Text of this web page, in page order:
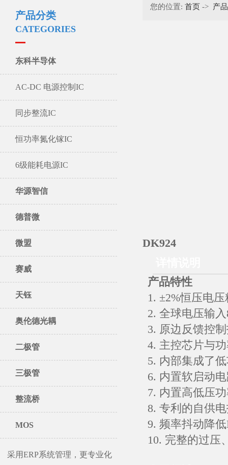
产品分类
CATEGORIES
东科半导体
AC-DC 电源控制IC
同步整流IC
恒功率氮化镓IC
6级能耗电源IC
华源智信
德普微
微盟
赛威
天钰
奥伦德光耦
二极管
三极管
整流桥
MOS
采用ERP系统管理，更专业化
您的位置: 首页 -> 产
DK924
产品特性
1. ±2%恒压电
2. 全球电压输
3. 原边反馈控
4. 主控芯片与
5. 内部集成了
6. 内置软启动
7. 内置高低压
8. 专利的自供
9. 频率抖动降
10. 完整的过压